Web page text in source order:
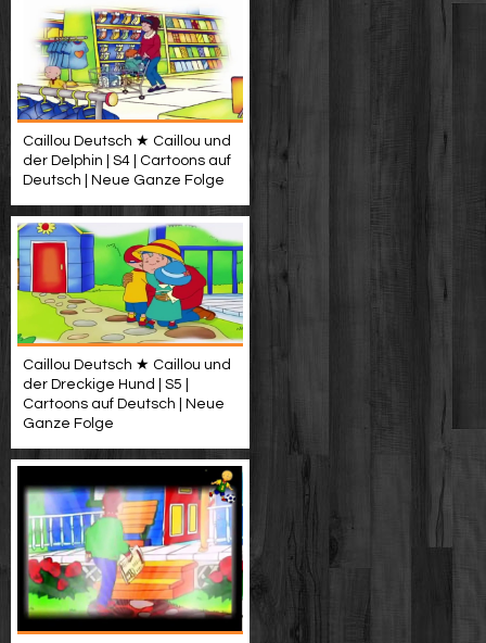
Caillou Deutsch ★ Caillou und
der Delphin | S4 | Cartoons auf
Deutsch | Neue Ganze Folge
Caillou Deutsch ★ Caillou und
der Dreckige Hund | S5 |
Cartoons auf Deutsch | Neue
Ganze Folge